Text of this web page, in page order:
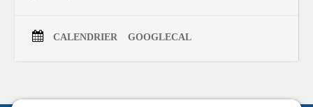
CALENDRIER GOOGLECAL